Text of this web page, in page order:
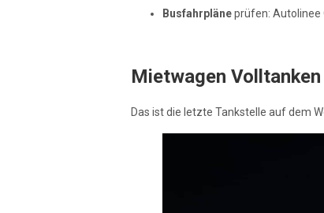
Busfahrpläneprüfen: Autolinee
Mietwagen Volltanken
Das ist die letzte Tankstelle auf dem